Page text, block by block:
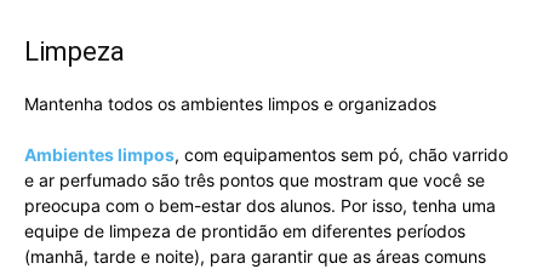
Limpeza
Mantenha todos os ambientes limpos e organizados
Ambientes limpos, com equipamentos sem pó, chão varrido
e ar perfumado são três pontos que mostram que você se
preocupa com o bem-estar dos alunos. Por isso, tenha uma
equipe de limpeza de prontidão em diferentes períodos
(manhã, tarde e noite), para garantir que as áreas comuns